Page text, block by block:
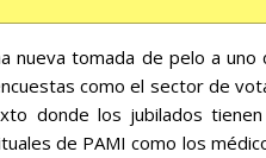
nueva tomada de pelo a
como el sector de
donde los jubilados
de PAMI como los